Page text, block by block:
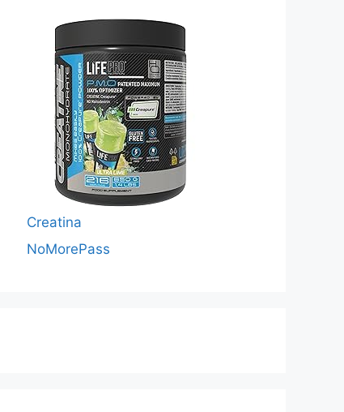
Creatina
NoMorePass